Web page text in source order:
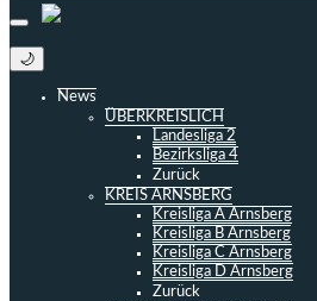
🌙
News
ÜBERKREISLICH
Landesliga 2
Bezirksliga 4
Zurück
KREIS ARNSBERG
Kreisliga A Arnsberg
Kreisliga B Arnsberg
Kreisliga C Arnsberg
Kreisliga D Arnsberg
Zurück